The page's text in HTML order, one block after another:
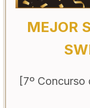
MEJOR
[7º Concurso